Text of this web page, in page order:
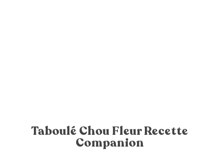
Taboulé Chou Fleur Recette
Companion